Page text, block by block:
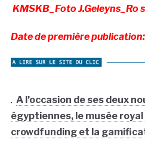
KMSKB_Foto J.Geleyns_Ro
Date de première
. A l’occasion de ses deux
égyptiennes, le musée
crowdfunding et la